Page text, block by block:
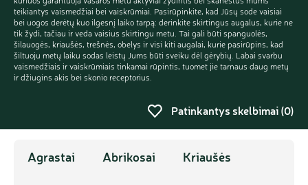
teikiantys vaismedžiai bei vaiskrūmiai. Pasirūpinkite, kad Jūsų sode vaisiai
bei uogos derėtų kuo ilgesnį laiko tarpą: derinkite skirtingus augalus, kurie ne
tik žydi, tačiau ir veda vaisius skirtingu metu. Tai gali būti spanguolės,
šilauogės, kriaušės, trešnės, obelys ir visi kiti augalai, kurie pasirūpins, kad
šiltuoju metų laiku sodas leistų Jums būti sveiku dėl gėrybių. Labai svarbu
vaismedžiais ir vaiskrūmiais tinkamai rūpintis, tuomet jie tarnaus daug metų
ir džiugins akis bei skonio receptorius.
Patinkantys skelbimai (0)
Agrastai Abrikosai Kriaušės